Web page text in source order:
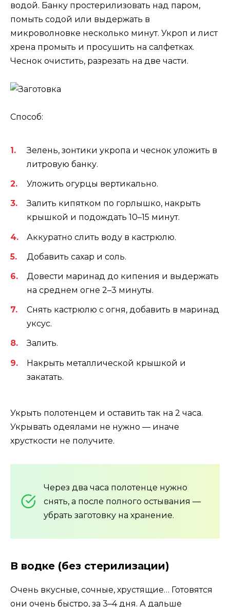
водой. Банку простерилизовать над паром,
помыть содой или выдержать в
микроволновке несколько минут. Укроп и лист
хрена промыть и просушить на салфетках.
Чеснок очистить, разрезать на две части.
Способ:
Зелень, зонтики укропа и чеснок уложить в
литровую банку.
Уложить огурцы вертикально.
Залить кипятком по горлышко, накрыть
крышкой и подождать 10–15 минут.
Аккуратно слить воду в кастрюлю.
Добавить сахар и соль.
Довести маринад до кипения и выдержать
на среднем огне 2–3 минуты.
Снять кастрюлю с огня, добавить в маринад
уксус.
Залить.
Накрыть металлической крышкой и
закатать.
Укрыть полотенцем и оставить так на 2 часа.
Укрывать одеялами не нужно — иначе
хрусткости не получите.
Через два часа полотенце нужно
снять, а после полного остывания —
убрать заготовку на хранение.
В водке (без стерилизации)
Очень вкусные, сочные, хрустящие… Готовятся
они очень быстро, за 3–4 дня. А дальше